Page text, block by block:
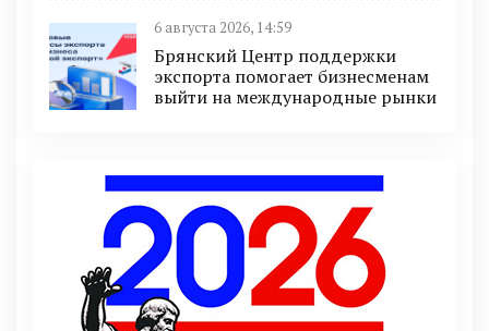
6 августа 2026, 14:59
Брянский Центр поддержки
экспорта помогает бизнесменам
выйти на международные рынки